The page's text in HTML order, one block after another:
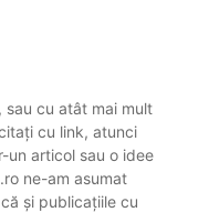
cu atât mai mult
cu link, atunci
un articol sau o idee
ne-am asumat
și publicațiile cu